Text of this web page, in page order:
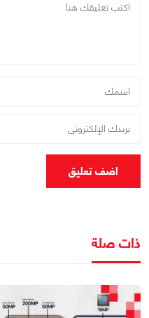
اضف تعليق
ذات صلة